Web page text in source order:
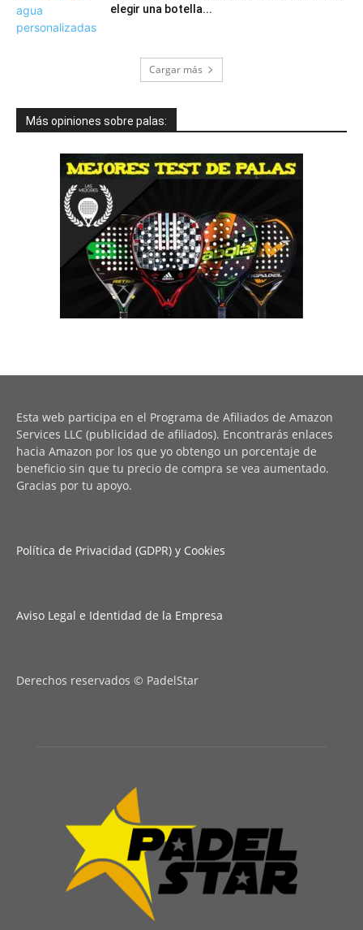
elegir una botella...
Cargar más
Más opiniones sobre palas:
Esta web participa en el Programa de Afiliados de Amazon
Services LLC (publicidad de afiliados). Encontrarás enlaces
hacia Amazon por los que yo obtengo un porcentaje de
beneficio sin que tu precio de compra se vea aumentado.
Gracias por tu apoyo.
Política de Privacidad (GDPR) y Cookies
Aviso Legal e Identidad de la Empresa
Derechos reservados © PadelStar